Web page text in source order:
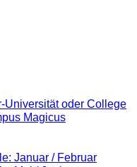
oder College
Magicus
Januar / Februar